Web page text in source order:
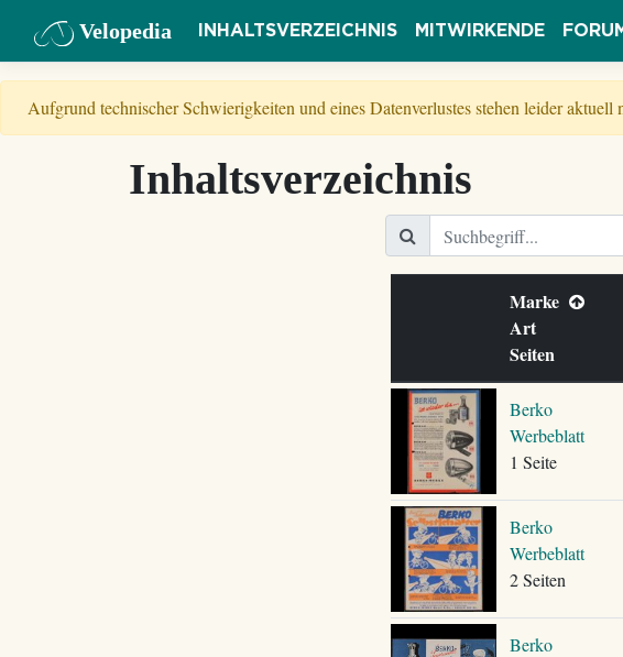
Velopedia INHALTSVERZEICHNIS MITWIRKENDE
Aufgrund technischer Schwierigkeiten und eines Datenverlustes stehen leider
Inhaltsverzeichnis
Marke
Art
Seiten
Berko
Werbeblatt
1 Seite
Berko
Werbeblatt
2 Seiten
Berko